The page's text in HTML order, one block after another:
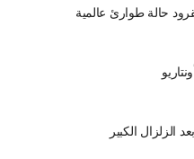
حالة طوارئ عالمية
الكبير